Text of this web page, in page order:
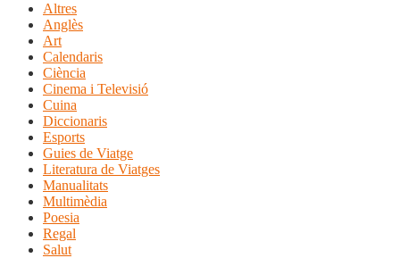
Altres
Anglès
Art
Calendaris
Ciència
Cinema i Televisió
Cuina
Diccionaris
Esports
Guies de Viatge
Literatura de Viatges
Manualitats
Multimèdia
Poesia
Regal
Salut